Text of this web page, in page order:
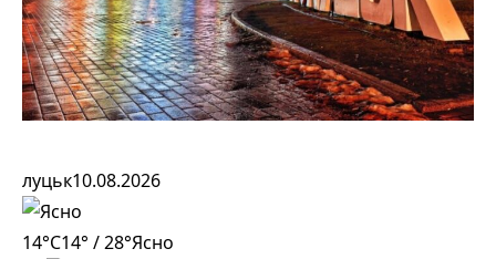
луцьк10.08.2026
14°C14° / 28°Ясно